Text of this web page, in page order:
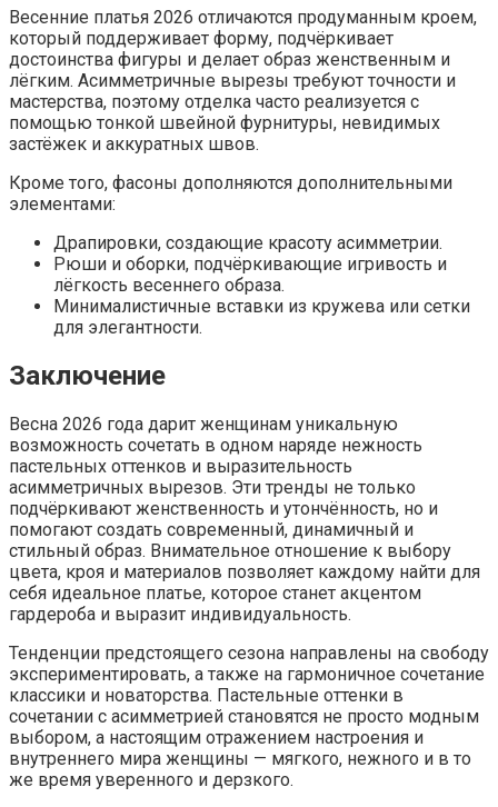
Весенние платья 2026 отличаются продуманным кроем,
который поддерживает форму, подчёркивает
достоинства фигуры и делает образ женственным и
лёгким. Асимметричные вырезы требуют точности и
мастерства, поэтому отделка часто реализуется с
помощью тонкой швейной фурнитуры, невидимых
застёжек и аккуратных швов.
Кроме того, фасоны дополняются дополнительными
элементами:
Драпировки, создающие красоту асимметрии.
Рюши и оборки, подчёркивающие игривость и
лёгкость весеннего образа.
Минималистичные вставки из кружева или сетки
для элегантности.
Заключение
Весна 2026 года дарит женщинам уникальную
возможность сочетать в одном наряде нежность
пастельных оттенков и выразительность
асимметричных вырезов. Эти тренды не только
подчёркивают женственность и утончённость, но и
помогают создать современный, динамичный и
стильный образ. Внимательное отношение к выбору
цвета, кроя и материалов позволяет каждому найти для
себя идеальное платье, которое станет акцентом
гардероба и выразит индивидуальность.
Тенденции предстоящего сезона направлены на свободу
экспериментировать, а также на гармоничное сочетание
классики и новаторства. Пастельные оттенки в
сочетании с асимметрией становятся не просто модным
выбором, а настоящим отражением настроения и
внутреннего мира женщины — мягкого, нежного и в то
же время уверенного и дерзкого.